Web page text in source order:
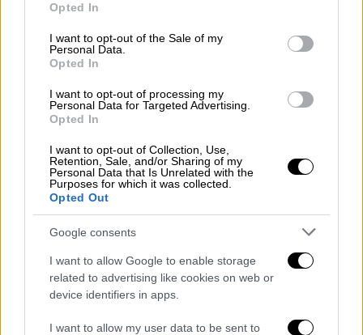
use your data for below specified purposes in below Google
consent section.
Opted In
I want to opt-out of the Sale of my
Personal Data.
Opted In
I want to opt-out of processing my
Personal Data for Targeted Advertising.
Opted In
I want to opt-out of Collection, Use,
Retention, Sale, and/or Sharing of my
Personal Data that Is Unrelated with the
Purposes for which it was collected.
Opted Out
Google consents
I want to allow Google to enable storage
related to advertising like cookies on web or
device identifiers in apps.
I want to allow my user data to be sent to
δικαιούχοι και ωφελούμενοι
πραγματοποιήσουνέως 6 διανυκτερεύσεις
σε τουριστικό κατάλυμα που επιλέγουν από
απευθείας συνεννόησής τους με τον πάροχο.
Ειδικά σε Λέρο, Λέσβο, Χίο, Κω και στο νομό
Έβρου μπορούν να πραγματοποιηθούν έως
10 διανυκτερεύσεις εντελώς δωρεάν, ενώ
στους Δήμους Ιστιαίας- Αιδηψού και
Μαντουδίου-Λίμνης-Αγ. Άννας της Β.
Εύβοιας και της Σάμου μπορούν να
πραγματοποιηθούν έως 12 διανυκτερεύσεις
εντελώς δωρεάν.